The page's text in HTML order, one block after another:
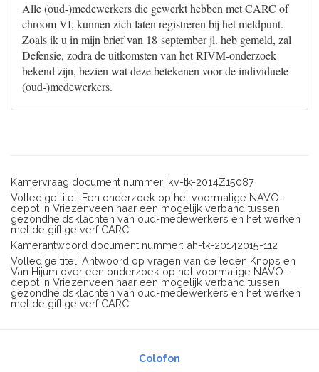
Alle (oud-)medewerkers die gewerkt hebben met CARC of
chroom VI, kunnen zich laten registreren bij het meldpunt.
Zoals ik u in mijn brief van 18 september jl. heb gemeld, zal
Defensie, zodra de uitkomsten van het RIVM-onderzoek
bekend zijn, bezien wat deze betekenen voor de individuele
(oud-)medewerkers.
Kamervraag document nummer: kv-tk-2014Z15087
Volledige titel: Een onderzoek op het voormalige NAVO-
depot in Vriezenveen naar een mogelijk verband tussen
gezondheidsklachten van oud-medewerkers en het werken
met de giftige verf CARC
Kamerantwoord document nummer: ah-tk-20142015-112
Volledige titel: Antwoord op vragen van de leden Knops en
Van Hijum over een onderzoek op het voormalige NAVO-
depot in Vriezenveen naar een mogelijk verband tussen
gezondheidsklachten van oud-medewerkers en het werken
met de giftige verf CARC
Colofon